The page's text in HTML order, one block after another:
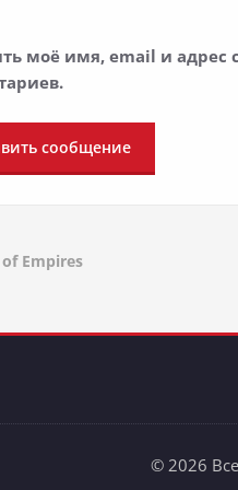
моё имя, email и адрес
Empires
© 2026